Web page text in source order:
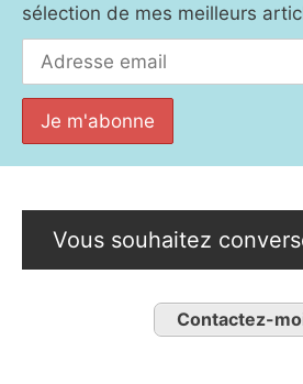
sélection de mes meilleurs
Vous souhaitez
Contactez-